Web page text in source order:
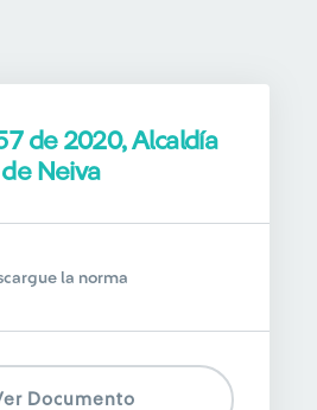
de 2020, Alcaldía
de Neiva
la norma
Documento